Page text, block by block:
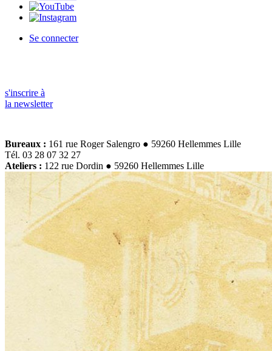
Se connecter
s'inscrire à
la newsletter
Bureaux : 161 rue Roger Salengro ● 59260 Hellemmes Lille
Tél. 03 28 07 32 27
Ateliers : 122 rue Dordin ● 59260 Hellemmes Lille